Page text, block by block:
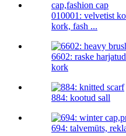
010001: velvetist
kork, fash ...
6602: raske
kork
884: kootud sall
694: talvemüts,